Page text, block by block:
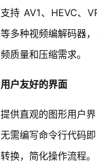
支持 AV1、HEVC、
等多种视频编解码器
频质量和压缩需求。
用户友好的界面
提供直观的图形用户
无需编写命令行代码
转换，简化操作流程。